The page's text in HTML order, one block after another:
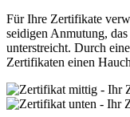
Für Ihre Zertifikate
seidigen Anmutung,
unterstreicht. Durch
Zertifikaten einen